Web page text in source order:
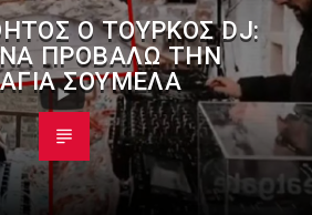
Ο ΤΟΎΡΚΟΣ DJ:
ΠΡΟΒΆΛΩ ΤΗΝ
ΣΟΥΜΕΛΆ